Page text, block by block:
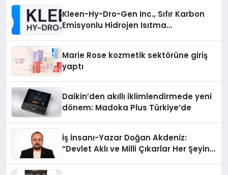
Kleen-Hy-Dro-Gen Inc., Sıfır Karbon
Emisyonlu Hidrojen Isıtma
Marie Rose kozmetik sektörüne giriş
yaptı
Daikin’den akıllı iklimlendirmede yeni
dönem: Madoka Plus Türkiye’de
İş İnsanı-Yazar Doğan Akdeniz:
“Devlet Aklı ve Milli Çıkarlar Her Şeyin